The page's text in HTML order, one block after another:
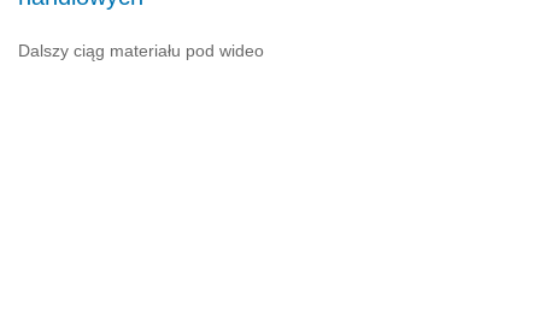
Dalszy ciąg materiału pod wideo